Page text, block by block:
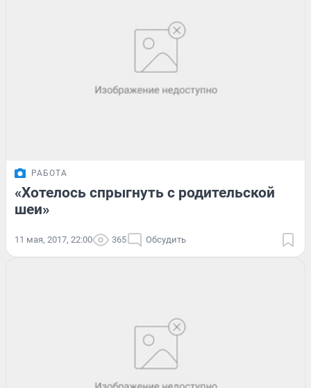
РАБОТА
«Хотелось спрыгнуть с родительской
шеи»
11 мая, 2017, 22:00 365 Обсудить